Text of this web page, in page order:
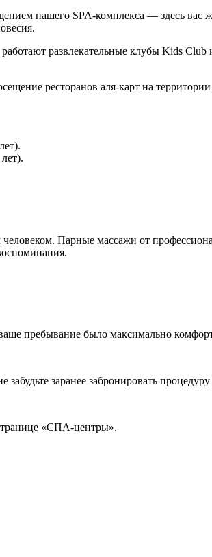
нашего SPA‑комплекса — здесь вас
развлекательные клубы Kids
ресторанов аля‑карт на
Парные массажи от
пребывание было максимально
заранее забронировать
«СПА-центры».